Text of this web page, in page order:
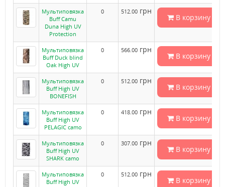
Мультиповязка
Buff Camu
Duna High UV
Protection
0 512.00 грн
В корзину
Мультиповязка
Buff Duck blind
Oak High UV
0 566.00 грн
В корзину
Мультиповязка
Buff High UV
BONEFISH
0 512.00 грн
В корзину
Мультиповязка
Buff High UV
PELAGIC camo
0 418.00 грн
В корзину
Мультиповязка
Buff High UV
SHARK camo
0 307.00 грн
В корзину
Мультиповязка
Buff High UV
0 512.00 грн
В корзину